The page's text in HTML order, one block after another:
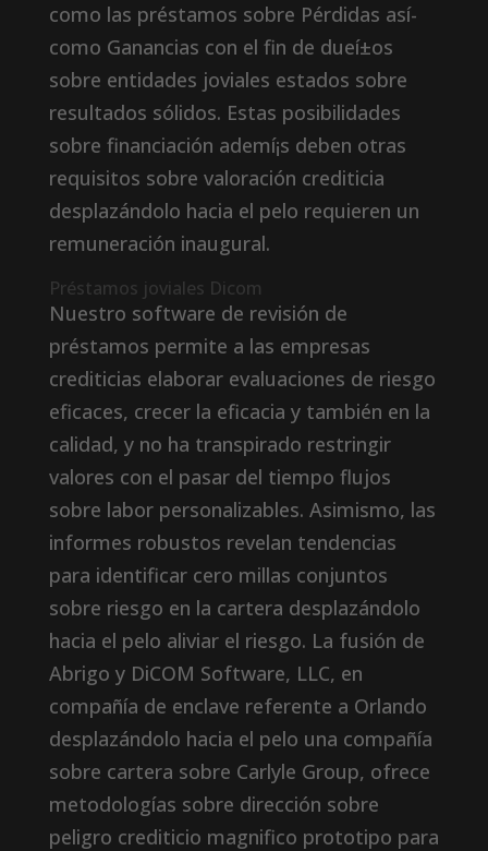
como las préstamos sobre Pérdidas así­
como Ganancias con el fin de dueí±os
sobre entidades joviales estados sobre
resultados sólidos. Estas posibilidades
sobre financiación ademí¡s deben otras
requisitos sobre valoración crediticia
desplazándolo hacia el pelo requieren un
remuneración inaugural.
Préstamos joviales Dicom
Nuestro software de revisión de
préstamos permite a las empresas
crediticias elaborar evaluaciones de riesgo
eficaces, crecer la eficacia y también en la
calidad, y no ha transpirado restringir
valores con el pasar del tiempo flujos
sobre labor personalizables. Asimismo, las
informes robustos revelan tendencias
para identificar cero millas conjuntos
sobre riesgo en la cartera desplazándolo
hacia el pelo aliviar el riesgo. La fusión de
Abrigo y DiCOM Software, LLC, en
compañía de enclave referente a Orlando
desplazándolo hacia el pelo una compañía
sobre cartera sobre Carlyle Group, ofrece
metodologías sobre dirección sobre
peligro crediticio magnifico prototipo para